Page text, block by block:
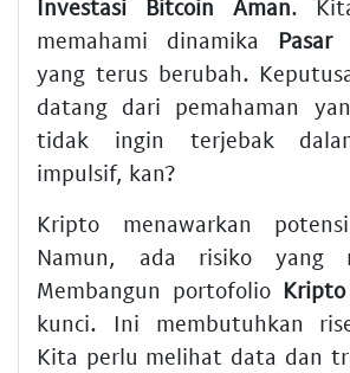
Investasi Bitcoin Aman.
memahami dinamika
yang terus berubah.
datang dari pemahaman
tidak ingin terjebak
impulsif, kan?
Kripto menawarkan
Namun, ada risiko yang
Membangun portofolio
kunci. Ini membutuhkan
Kita perlu melihat data dan